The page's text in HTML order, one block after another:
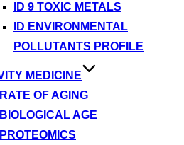
ID 9 TOXIC METALS
ID ENVIRONMENTAL
POLLUTANTS PROFILE
MEDICINE
RATE OF AGING
BIOLOGICAL AGE
PROTEOMICS